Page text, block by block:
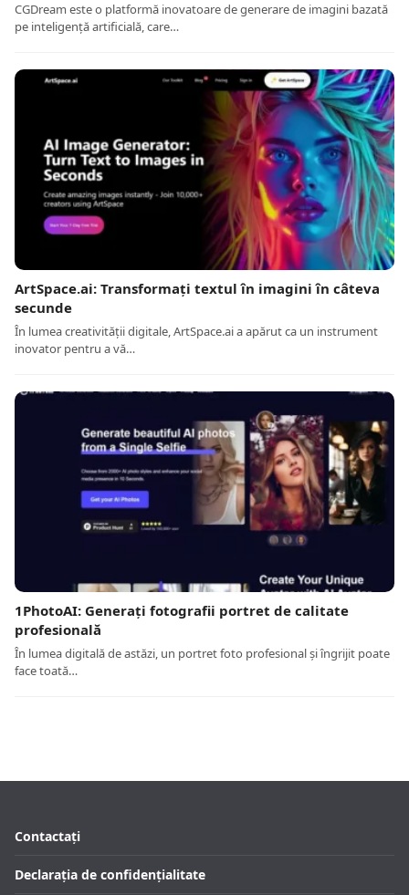
CGDream este o platformă inovatoare de generare de imagini bazată
pe inteligență artificială, care…
ArtSpace.ai: Transformați textul în imagini în câteva
secunde
În lumea creativității digitale, ArtSpace.ai a apărut ca un instrument
inovator pentru a vă…
1PhotoAI: Generați fotografii portret de calitate
profesională
În lumea digitală de astăzi, un portret foto profesional și îngrijit poate
face toată…
Contactați
Declarația de confidențialitate